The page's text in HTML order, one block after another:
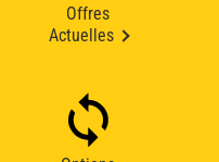
Offres
Actuelles